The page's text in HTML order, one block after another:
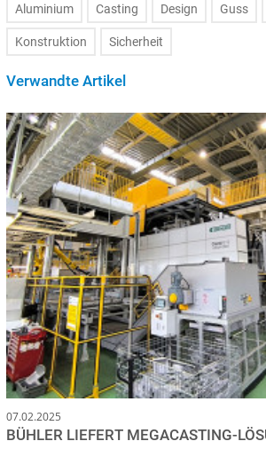
Aluminium Casting Design Guss
Konstruktion Sicherheit
Verwandte Artikel
07.02.2025
BÜHLER LIEFERT MEGACASTING-